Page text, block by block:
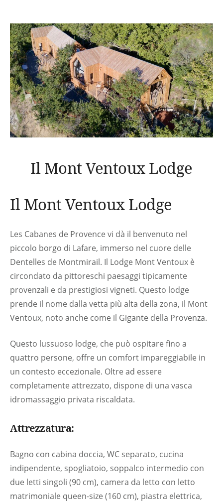
Il Mont Ventoux Lodge
Il Mont Ventoux Lodge
Les Cabanes de Provence vi dà il benvenuto nel
piccolo borgo di Lafare, immerso nel cuore delle
Dentelles de Montmirail. Il Lodge Mont Ventoux è
circondato da pittoreschi paesaggi tipicamente
provenzali e da prestigiosi vigneti. Questo lodge
prende il nome dalla vetta più alta della zona, il Mont
Ventoux, noto anche come il Gigante della Provenza.
Questo lussuoso lodge, che può ospitare fino a
quattro persone, offre un comfort impareggiabile in
un contesto eccezionale. Oltre ad essere
completamente attrezzato, dispone di una vasca
idromassaggio privata riscaldata.
Attrezzatura:
Bagno con cabina doccia, WC separato, cucina
indipendente, spogliatoio, soppalco intermedio con
due letti singoli (90 cm), camera da letto con letto
matrimoniale queen-size (160 cm), piastra elettrica,